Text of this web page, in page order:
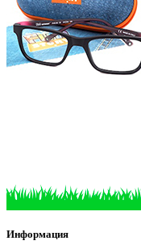
Информация